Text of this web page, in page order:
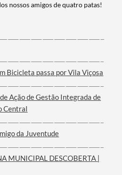
nossos amigos de quatro patas!
Bicicleta passa por Vila Viçosa
Ação de Gestão Integrada de
Central
da Juventude
MUNICIPAL DESCOBERTA |